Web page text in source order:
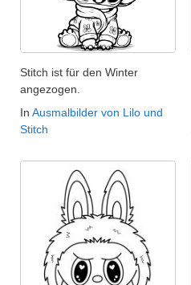
Stitch ist für den Winter
angezogen.
In Ausmalbilder von Lilo und
Stitch